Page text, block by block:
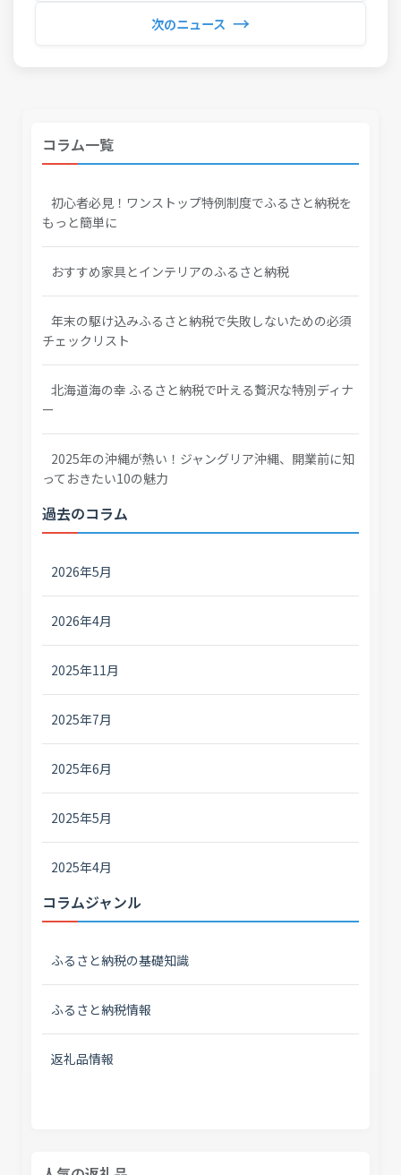
次のニュース →
コラム一覧
初心者必見！ワンストップ特例制度でふるさと納税を
もっと簡単に
おすすめ家具とインテリアのふるさと納税
年末の駆け込みふるさと納税で失敗しないための必須
チェックリスト
北海道海の幸 ふるさと納税で叶える贅沢な特別ディナ
ー
2025年の沖縄が熱い！ジャングリア沖縄、開業前に知
っておきたい10の魅力
過去のコラム
2026年5月
2026年4月
2025年11月
2025年7月
2025年6月
2025年5月
2025年4月
コラムジャンル
ふるさと納税の基礎知識
ふるさと納税情報
返礼品情報